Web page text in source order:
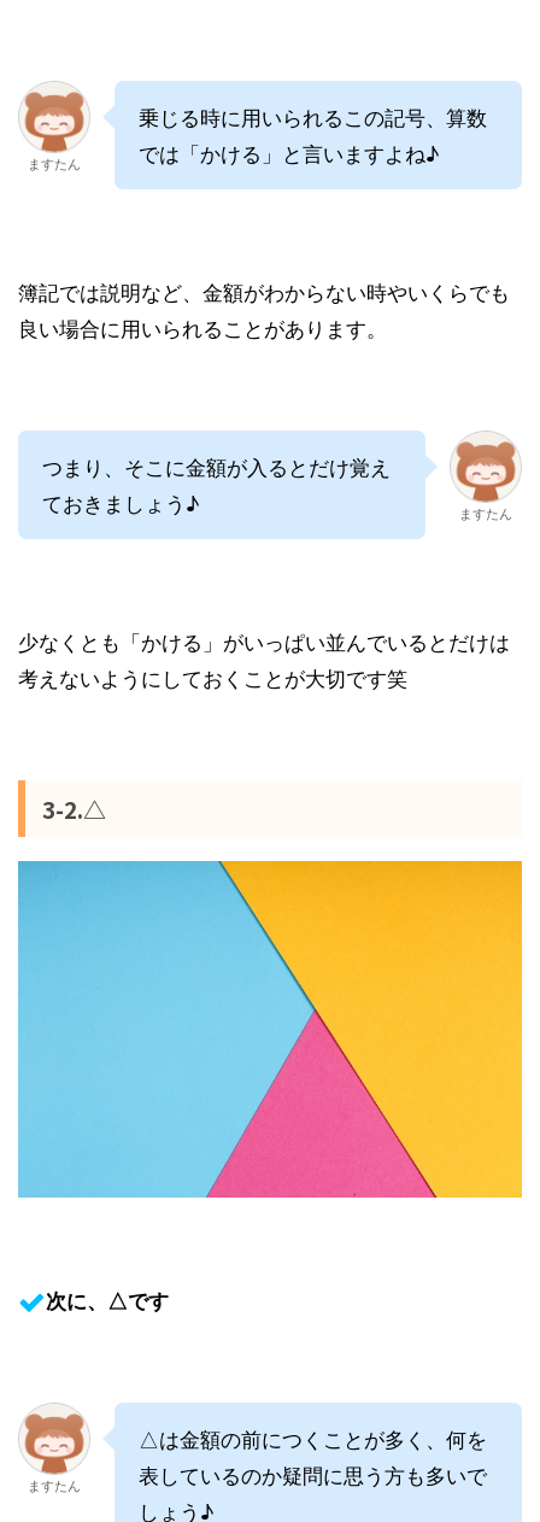
ますたん
乗じる時に用いられるこの記号、算数
では「かける」と言いますよね♪
簿記では説明など、金額がわからない時やいくらでも
良い場合に用いられることがあります。
つまり、そこに金額が入るとだけ覚え
ておきましょう♪
ますたん
少なくとも「かける」がいっぱい並んでいるとだけは
考えないようにしておくことが大切です笑
3-2.△
次に、△です
ますたん
△は金額の前につくことが多く、何を
表しているのか疑問に思う方も多いで
しょう♪